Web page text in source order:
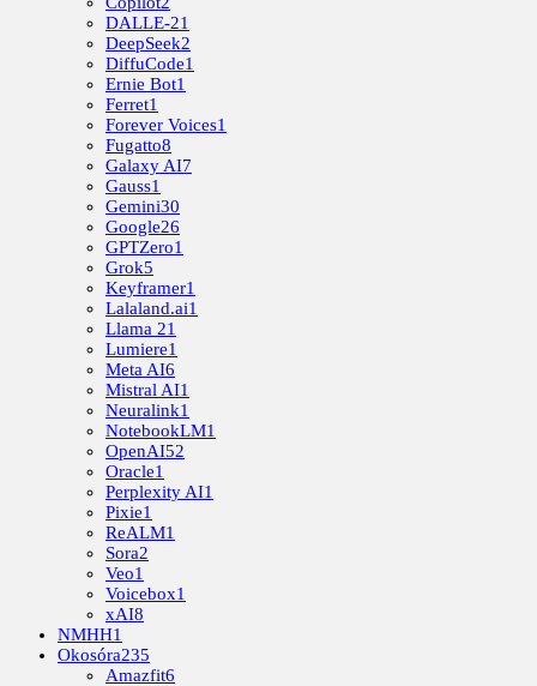
DALLE-21
DeepSeek2
DiffuCode1
Ernie Bot1
Ferret1
Forever Voices1
Fugatto8
Galaxy AI7
Gauss1
Gemini30
Google26
GPTZero1
Grok5
Keyframer1
Lalaland.ai1
Llama 21
Lumiere1
Meta AI6
Mistral AI1
Neuralink1
NotebookLM1
OpenAI52
Oracle1
Perplexity AI1
Pixie1
ReALM1
Sora2
Veo1
Voicebox1
xAI8
NMHH1
Okosóra235
Amazfit6